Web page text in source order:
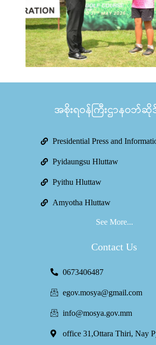
အစိုးရဝန်ကြီးဌာနဝဘ်ဆိုဒ်
Presidential Press and
Pyidaungsu Hluttaw
Pyithu Hluttaw
Amyotha Hluttaw
See More...
Contact Us
0673406487
egov.mosya@gmail.com
info@mosya.gov.mm
office 31,Ottara Thiri, Nay